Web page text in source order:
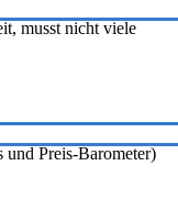
musst nicht viele
Preis-Barometer)